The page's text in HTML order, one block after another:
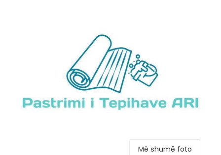
Më shumë foto